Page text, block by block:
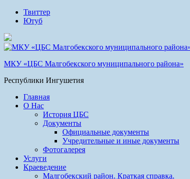
Твиттер
Ютуб
МКУ «ЦБС Малгобекского муниципального района»
Республики Ингушетия
Главная
О Нас
История ЦБС
Документы
Официальные документы
Учредительные и иные документы
Фотогалерея
Услуги
Краеведение
Малгобекский район. Краткая справка.